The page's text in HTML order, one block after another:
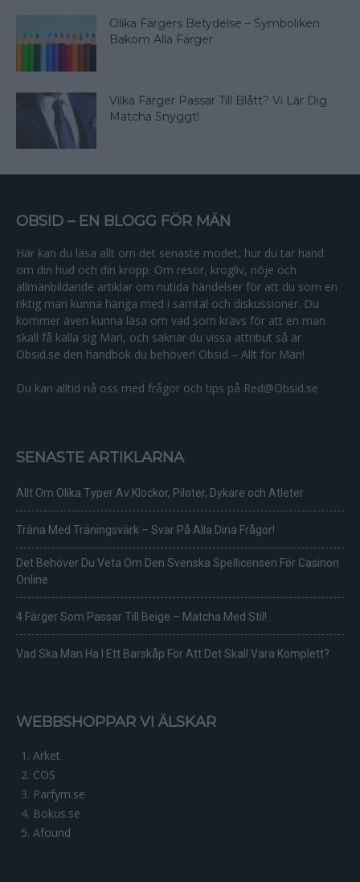
Olika Färgers Betydelse – Symboliken
Bakom Alla Färger
Vilka Färger Passar Till Blått? Vi Lär Dig
Matcha Snyggt!
OBSID – EN BLOGG FÖR MÄN
Här kan du läsa allt om det senaste modet, hur du tar hand
om din hud och din kropp. Om resor, krogliv, nöje och
allmänbildande artiklar om nutida händelser för att du som en
riktig man kunna hänga med i samtal och diskussioner. Du
kommer även kunna läsa om vad som krävs för att en man
skall få kalla sig Man, och saknar du vissa attribut så är
Obsid.se den handbok du behöver! Obsid – Allt för Män!
Du kan alltid nå oss med frågor och tips på Red@Obsid.se
SENASTE ARTIKLARNA
Allt Om Olika Typer Av Klockor, Piloter, Dykare och Atleter
Träna Med Träningsvärk – Svar På Alla Dina Frågor!
Det Behöver Du Veta Om Den Svenska Spellicensen För Casinon
Online
4 Färger Som Passar Till Beige – Matcha Med Stil!
Vad Ska Man Ha I Ett Barskåp För Att Det Skall Vara Komplett?
WEBBSHOPPAR VI ÄLSKAR
Arket
COS
Parfym.se
Bokus.se
Afound